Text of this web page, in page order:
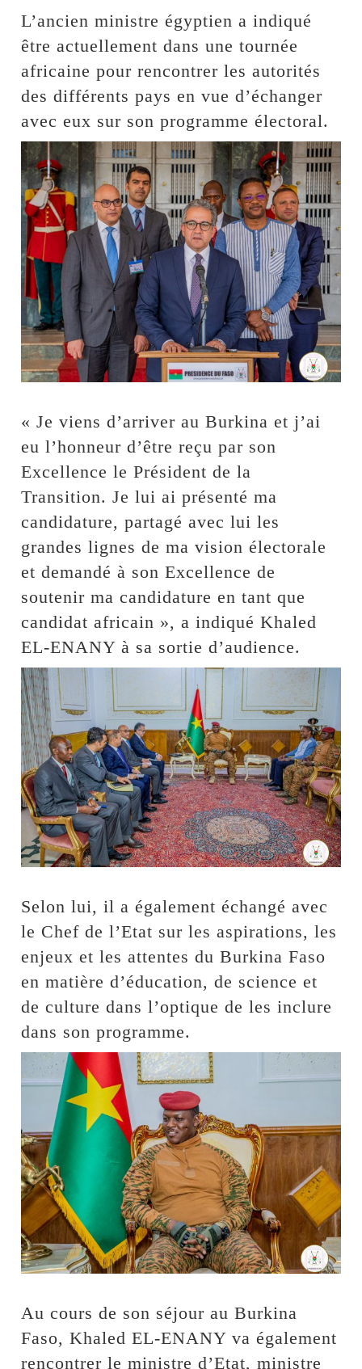
L’ancien ministre égyptien a indiqué
être actuellement dans une tournée
africaine pour rencontrer les autorités
des différents pays en vue d’échanger
avec eux sur son programme électoral.
« Je viens d’arriver au Burkina et j’ai
eu l’honneur d’être reçu par son
Excellence le Président de la
Transition. Je lui ai présenté ma
candidature, partagé avec lui les
grandes lignes de ma vision électorale
et demandé à son Excellence de
soutenir ma candidature en tant que
candidat africain », a indiqué Khaled
EL-ENANY à sa sortie d’audience.
Selon lui, il a également échangé avec
le Chef de l’Etat sur les aspirations, les
enjeux et les attentes du Burkina Faso
en matière d’éducation, de science et
de culture dans l’optique de les inclure
dans son programme.
Au cours de son séjour au Burkina
Faso, Khaled EL-ENANY va également
rencontrer le ministre d’Etat, ministre